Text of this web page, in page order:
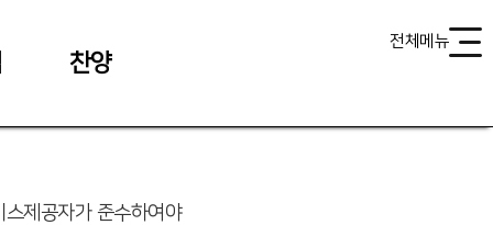
찬양
전체메뉴
제공자가 준수하여야